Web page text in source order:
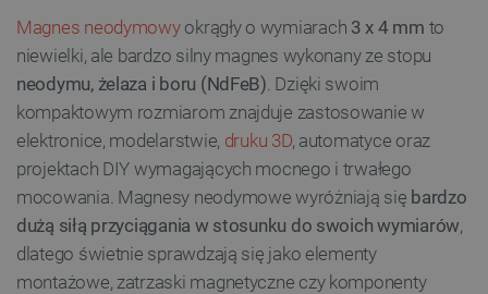
Magnes neodymowyokrągły o wymiarach 3 x 4 mm to
niewielki, ale bardzo silny magnes wykonany ze stopu
neodymu, żelaza i boru (NdFeB) . Dzięki swoim
kompaktowym rozmiarom znajduje zastosowanie w
elektronice, modelarstwie, druku 3D, automatyce oraz
projektach DIY wymagających mocnego i trwałego
mocowania. Magnesy neodymowe wyróżniają się bardzo
dużą siłą przyciągania w stosunku do swoich wymiarów,
dlatego świetnie sprawdzają się jako elementy
montażowe, zatrzaski magnetyczne czy komponenty